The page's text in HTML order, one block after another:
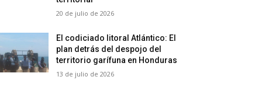
20 de julio de 2026
El codiciado litoral Atlántico: El
plan detrás del despojo del
territorio garífuna en Honduras
13 de julio de 2026